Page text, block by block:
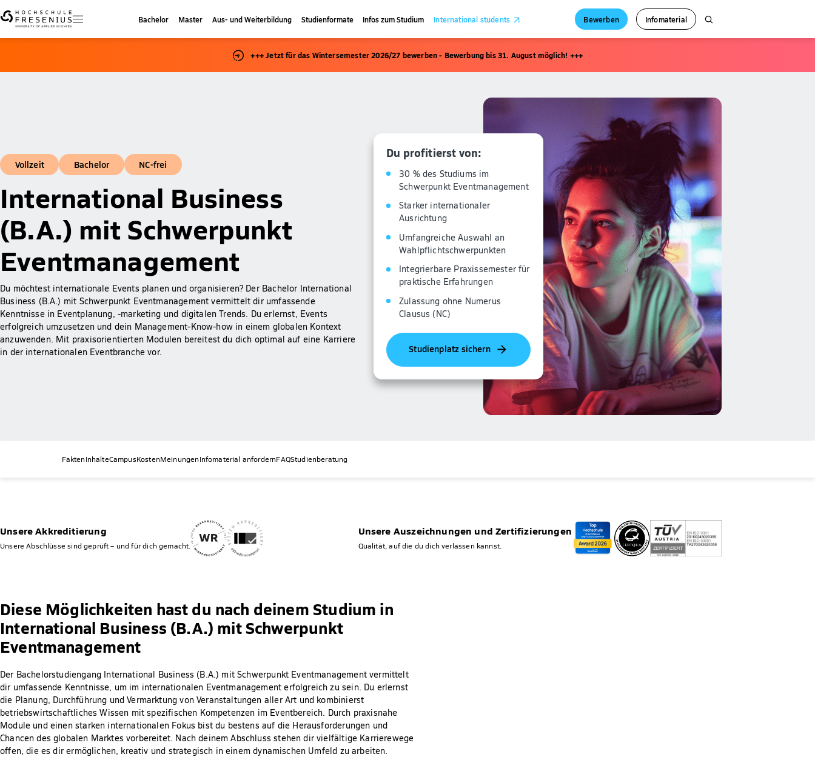
Bachelor Master Aus- und Weiterbildung Studienformate Infos zum Studium International students Bewerben Infomaterial
+++ Jetzt für das Wintersemester 2026/27 bewerben - Bewerbung bis 31. August möglich! +++
Vollzeit Bachelor NC-frei
International Business
(B.A.) mit Schwerpunkt
Eventmanagement
Du möchtest internationale Events planen und organisieren? Der Bachelor International
Business (B.A.) mit Schwerpunkt Eventmanagement vermittelt dir umfassende
Kenntnisse in Eventplanung, -marketing und digitalen Trends. Du erlernst, Events
erfolgreich umzusetzen und dein Management-Know-how in einem globalen Kontext
anzuwenden. Mit praxisorientierten Modulen bereitest du dich optimal auf eine Karriere
in der internationalen Eventbranche vor.
Du profitierst von:
30 % des Studiums im
Schwerpunkt Eventmanagement
Starker internationaler
Ausrichtung
Umfangreiche Auswahl an
Wahlpflichtschwerpunkten
Integrierbare Praxissemester für
praktische Erfahrungen
Zulassung ohne Numerus
Clausus (NC)
Studienplatz sichern
FaktenInhalteCampusKostenMeinungenInfomaterial anfordernFAQStudienberatung
Unsere Akkreditierung
Unsere Abschlüsse sind geprüft – und für dich gemacht.
Unsere Auszeichnungen und Zertifizierungen
Qualität, auf die du dich verlassen kannst.
Diese Möglichkeiten hast du nach deinem Studium in
International Business (B.A.) mit Schwerpunkt
Eventmanagement
Der Bachelorstudiengang International Business (B.A.) mit Schwerpunkt Eventmanagement vermittelt
dir umfassende Kenntnisse, um im internationalen Eventmanagement erfolgreich zu sein. Du erlernst
die Planung, Durchführung und Vermarktung von Veranstaltungen aller Art und kombinierst
betriebswirtschaftliches Wissen mit spezifischen Kompetenzen im Eventbereich. Durch praxisnahe
Module und einen starken internationalen Fokus bist du bestens auf die Herausforderungen und
Chancen des globalen Marktes vorbereitet. Nach deinem Abschluss stehen dir vielfältige Karrierewege
offen, die es dir ermöglichen, kreativ und strategisch in einem dynamischen Umfeld zu arbeiten.